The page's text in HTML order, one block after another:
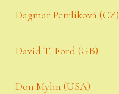
Dagmar Petrlíková (CZ)
David T. Ford (GB)
Don Mylin (USA)